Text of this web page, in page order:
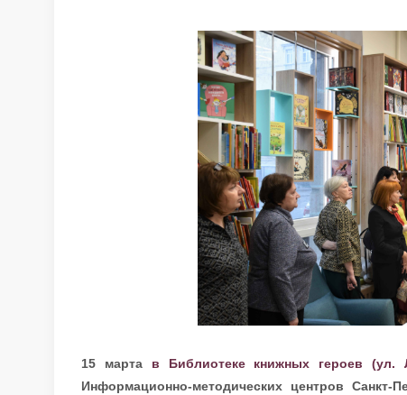
15 марта в Библиотеке книжных героев (ул.
Информационно-методических центров Санкт-